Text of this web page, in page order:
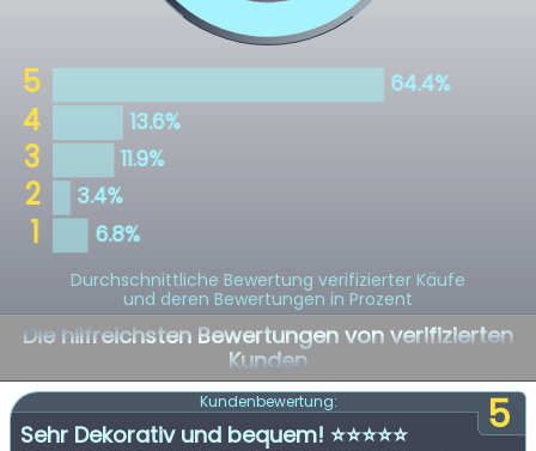
Durchschnittliche Bewertung verifizierter Käufe
und deren Bewertungen in Prozent
Die hilfreichsten Bewertungen von verifizierten
Kunden
5
Kundenbewertung:
Sehr Dekorativ und bequem! ⭐⭐⭐⭐⭐